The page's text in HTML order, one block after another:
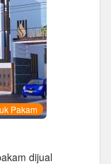
Pakam
dijual